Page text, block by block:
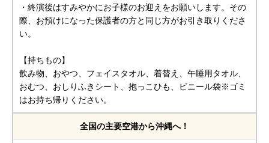
・終演後はすみやかにお子様のお迎えをお願いします。その
際、お預けになった保護者の方と同じ方がお引き取りくださ
い。
【持ちもの】
飲み物、おやつ、フェイスタオル、着替え、午睡用タオル、
おむつ、おしりふきシート、抱っこひも、ビニール袋※ゴミ
はお持ち帰りください。
全国の主要空港から沖縄へ！